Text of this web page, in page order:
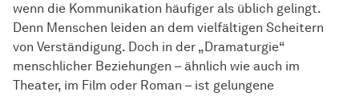
wenn die Kommunikation häufiger als üblich gelingt.
Denn Menschen leiden an dem vielfältigen Scheitern
von Verständigung. Doch in der „Dramaturgie“
menschlicher Beziehungen – ähnlich wie auch im
Theater, im Film oder Roman – ist gelungene